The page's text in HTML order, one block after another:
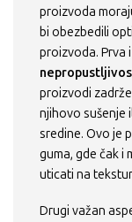
proizvoda
bi obezbedili
proizvoda. Prva
proizvodi
njihovo sušenje
sredine. Ovo je
guma, gde čak i
uticati na
Drugi važan